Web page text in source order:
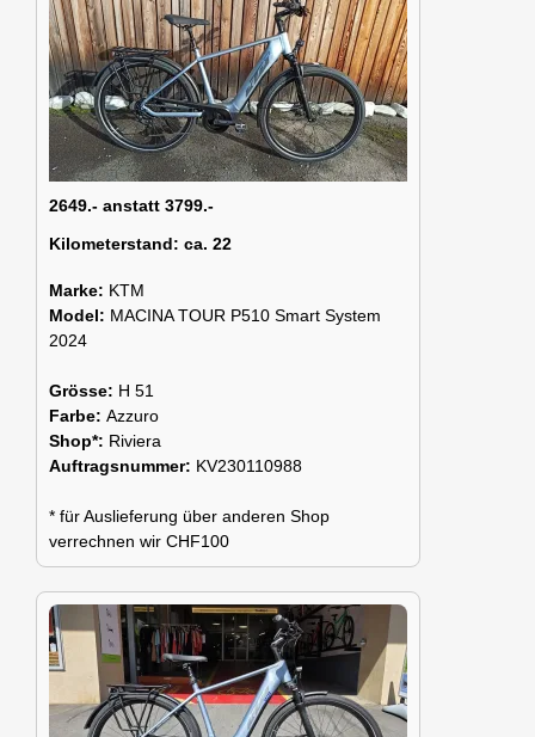
2649.- anstatt 3799.-
Kilometerstand: ca. 22
Marke: KTM
Model: MACINA TOUR P510 Smart System
2024
Grösse: H 51
Farbe: Azzuro
Shop*: Riviera
Auftragsnummer: KV230110988
* für Auslieferung über anderen Shop
verrechnen wir CHF100